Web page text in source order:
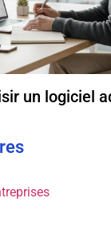
un logiciel